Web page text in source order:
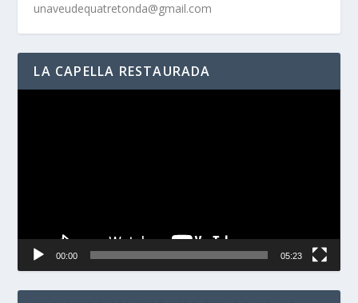
unaveudequatretonda@gmail.com
LA CAPELLA RESTAURADA
00:00 05:23